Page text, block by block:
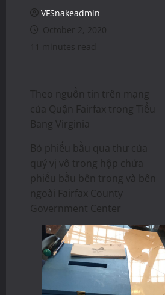
VFSnakeadmin
October 2, 2020
11 minutes read
Theo nguồn tin trên mạng
của Quận Fairfax trong Tiểu
Bang Virginia
Bỏ phiếu bầu qua thư của
quý vị vô trong hộp chứa
phiếu bầu bên trong và bên
ngoài Fairfax County
Government Center